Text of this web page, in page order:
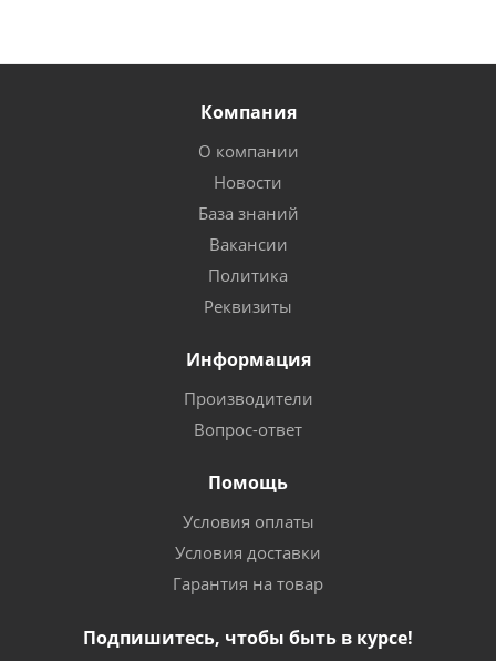
Компания
О компании
Новости
База знаний
Вакансии
Политика
Реквизиты
Информация
Производители
Вопрос-ответ
Помощь
Условия оплаты
Условия доставки
Гарантия на товар
Подпишитесь, чтобы быть в курсе!